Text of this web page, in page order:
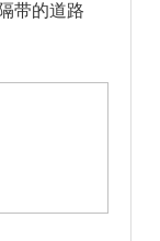
带的道路